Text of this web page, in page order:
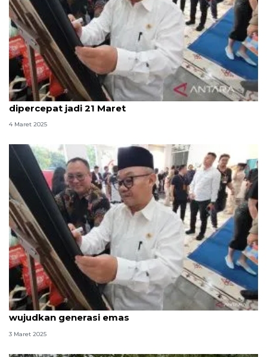
Mendikdasmen: Libur Lebaran anak sekolah
dipercepat jadi 21 Maret
4 Maret 2025
Mendikdasmen: Puasa kuatkan karakter bangsa
wujudkan generasi emas
3 Maret 2025